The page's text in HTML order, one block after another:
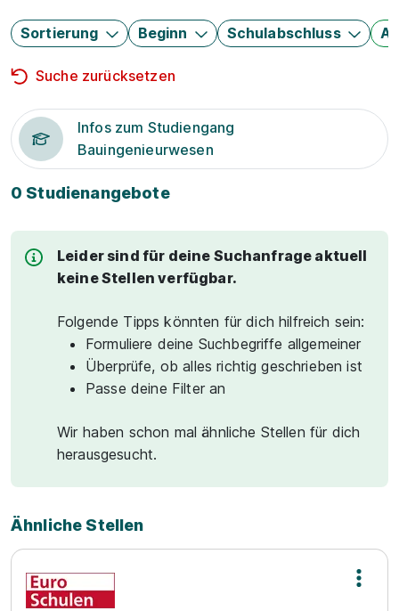
Sortierung Beginn Schulabschluss
Suche zurücksetzen
Infos zum Studiengang
Bauingenieurwesen
0 Studienangebote
Leider sind für deine Suchanfrage aktuell
keine Stellen verfügbar.
Folgende Tipps könnten für dich hilfreich sein:
Formuliere deine Suchbegriffe allgemeiner
Überprüfe, ob alles richtig geschrieben ist
Passe deine Filter an
Wir haben schon mal ähnliche Stellen für dich
herausgesucht.
Ähnliche Stellen